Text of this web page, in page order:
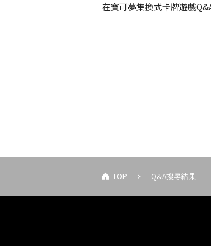
在寶可夢集換式卡牌遊戲
TOP Q&A搜尋結果